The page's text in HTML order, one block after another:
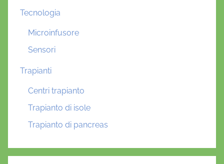
Tecnologia
Microinfusore
Sensori
Trapianti
Centri trapianto
Trapianto di isole
Trapianto di pancreas